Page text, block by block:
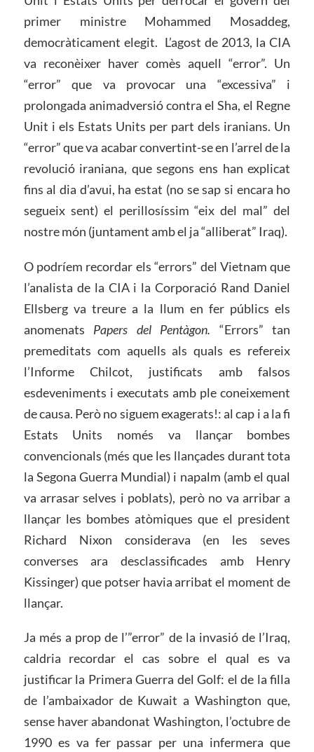
primer ministre Mohammed Mosaddeg,
democràticament elegit. L’agost de 2013, la CIA
va reconèixer haver comès aquell “error”. Un
“error” que va provocar una “excessiva” i
prolongada animadversió contra el Sha, el Regne
Unit i els Estats Units per part dels iranians. Un
“error” que va acabar convertint-se en l’arrel de la
revolució iraniana, que segons ens han explicat
fins al dia d’avui, ha estat (no se sap si encara ho
segueix sent) el perillosíssim “eix del mal” del
nostre món (juntament amb el ja “alliberat” Iraq).
O podríem recordar els “errors” del Vietnam que
l’analista de la CIA i la Corporació Rand Daniel
Ellsberg va treure a la llum en fer públics els
anomenats Papers del Pentàgon. “Errors” tan
premeditats com aquells als quals es refereix
l’Informe Chilcot, justificats amb falsos
esdeveniments i executats amb ple coneixement
de causa. Però no siguem exagerats!: al cap i a la fi
Estats Units només va llançar bombes
convencionals (més que les llançades durant tota
la Segona Guerra Mundial) i napalm (amb el qual
va arrasar selves i poblats), però no va arribar a
llançar les bombes atòmiques que el president
Richard Nixon considerava (en les seves
converses ara desclassificades amb Henry
Kissinger) que potser havia arribat el moment de
llançar.
Ja més a prop de l’”error” de la invasió de l’Iraq,
caldria recordar el cas sobre el qual es va
justificar la Primera Guerra del Golf: el de la filla
de l’ambaixador de Kuwait a Washington que,
sense haver abandonat Washington, l’octubre de
1990 es va fer passar per una infermera que